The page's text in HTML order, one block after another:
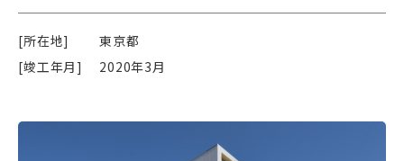
[所在地]
東京都
[竣工年月]
2020年3月